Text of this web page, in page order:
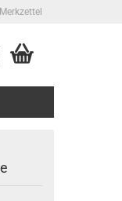
Merkzettel